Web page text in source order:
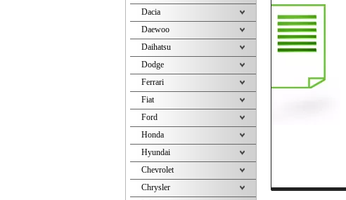
Dacia
Daewoo
Daihatsu
Dodge
Ferrari
Fiat
Ford
Honda
Hyundai
Chevrolet
Chrysler